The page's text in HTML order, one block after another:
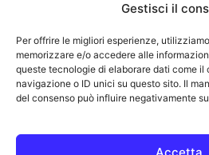
Gestisci il
Per offrire le migliori esperienze,
memorizzare e/o accedere alle
queste tecnologie di elaborare dati come il
navigazione o ID unici su questo sito. Il
del consenso può influire negativamente
Accetta
OutOfBit
programma di affiliazione che consente ai
commissione pubblicitaria pubblicizzando